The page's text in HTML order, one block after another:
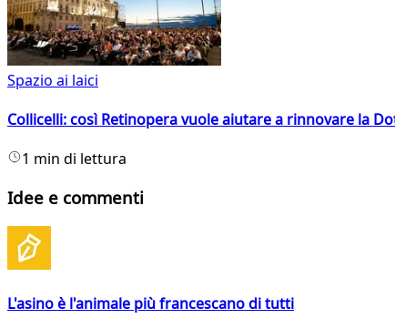
Spazio ai laici
Collicelli: così Retinopera vuole aiutare a rinnovare la
1 min di lettura
Idee e commenti
L'asino è l'animale più francescano di tutti